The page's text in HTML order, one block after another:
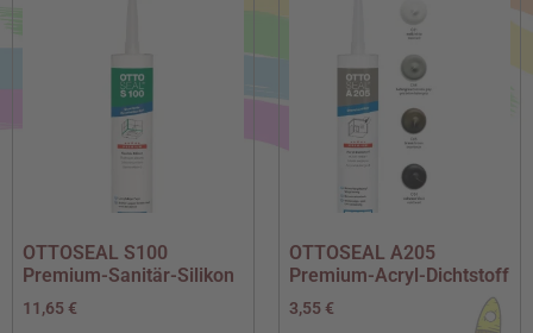
OTTOSEAL S100
Premium-Sanitär-Silikon
11,65 €
OTTOSEAL A205
Premium-Acryl-Dichtstoff
3,55 €